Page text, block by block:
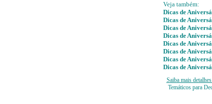
Veja também:
Dicas de
Dicas de
Dicas de
Dicas de
Dicas de
Dicas de
Dicas de
Dicas de
Saiba mais
Temáticos para